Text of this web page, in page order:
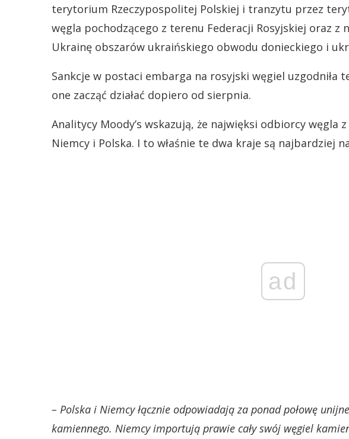
terytorium Rzeczypospolitej Polskiej i tranzytu przez
węgla pochodzącego z terenu Federacji Rosyjskiej oraz z
Ukrainę obszarów ukraińskiego obwodu donieckiego i
Sankcje w postaci embarga na rosyjski węgiel uzgodniła
one zacząć działać dopiero od sierpnia.
Analitycy Moody’s wskazują, że najwięksi odbiorcy węgla
Niemcy i Polska. I to właśnie te dwa kraje są najbardziej
ad
– Polska i Niemcy łącznie odpowiadają za ponad połowę
kamiennego. Niemcy importują prawie cały swój węgiel